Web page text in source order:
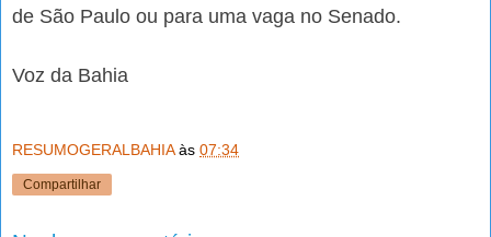
de São Paulo ou para uma vaga no Senado.
Voz da Bahia
RESUMOGERALBAHIA às 07:34
Compartilhar